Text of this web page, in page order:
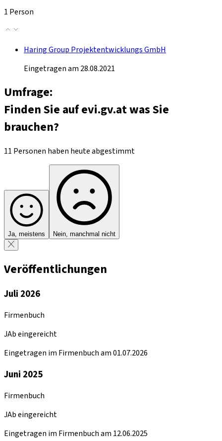
1 Person
Haring Group Projektentwicklungs GmbH
Eingetragen am 28.08.2021
Umfrage:
Finden Sie auf evi.gv.at was Sie
brauchen?
11 Personen haben heute abgestimmt
Ja, meistens Nein, manchmal nicht
Veröffentlichungen
Juli 2026
Firmenbuch
JAb eingereicht
Eingetragen im Firmenbuch am 01.07.2026
Juni 2025
Firmenbuch
JAb eingereicht
Eingetragen im Firmenbuch am 12.06.2025